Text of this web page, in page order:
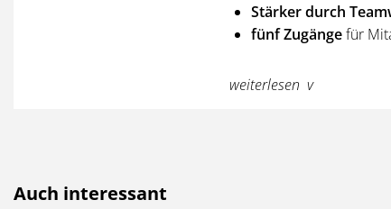
Stärker durch
fünf Zugängefür
Sie erhaltenalle
weiterlesen
Auch interessant